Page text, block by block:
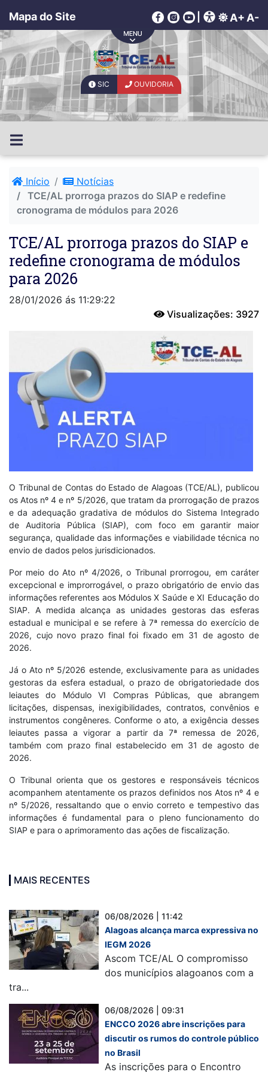
Mapa do Site A+ A-
SIC OUVIDORIA
Início
Notícias
TCE/AL prorroga prazos do SIAP e redefine
cronograma de módulos para 2026
TCE/AL prorroga prazos do SIAP e
redefine cronograma de módulos
para 2026
28/01/2026 ás 11:29:22
Visualizações: 3927
O Tribunal de Contas do Estado de Alagoas (TCE/AL), publicou
os Atos nº 4 e nº 5/2026, que tratam da prorrogação de prazos
e da adequação gradativa de módulos do Sistema Integrado
de Auditoria Pública (SIAP), com foco em garantir maior
segurança, qualidade das informações e viabilidade técnica no
envio de dados pelos jurisdicionados.
Por meio do Ato nº 4/2026, o Tribunal prorrogou, em caráter
excepcional e improrrogável, o prazo obrigatório de envio das
informações referentes aos Módulos X Saúde e XI Educação do
SIAP. A medida alcança as unidades gestoras das esferas
estadual e municipal e se refere à 7ª remessa do exercício de
2026, cujo novo prazo final foi fixado em 31 de agosto de
2026.
Já o Ato nº 5/2026 estende, exclusivamente para as unidades
gestoras da esfera estadual, o prazo de obrigatoriedade dos
leiautes do Módulo VI Compras Públicas, que abrangem
licitações, dispensas, inexigibilidades, contratos, convênios e
instrumentos congêneres. Conforme o ato, a exigência desses
leiautes passa a vigorar a partir da 7ª remessa de 2026,
também com prazo final estabelecido em 31 de agosto de
2026.
O Tribunal orienta que os gestores e responsáveis técnicos
acompanhem atentamente os prazos definidos nos Atos nº 4 e
nº 5/2026, ressaltando que o envio correto e tempestivo das
informações é fundamental para o pleno funcionamento do
SIAP e para o aprimoramento das ações de fiscalização.
MAIS RECENTES
06/08/2026 | 11:42
Alagoas alcança marca expressiva no
IEGM 2026
Ascom TCE/AL O compromisso
dos municípios alagoanos com a
tra...
06/08/2026 | 09:31
ENCCO 2026 abre inscrições para
discutir os rumos do controle público
no Brasil
As inscrições para o Encontro